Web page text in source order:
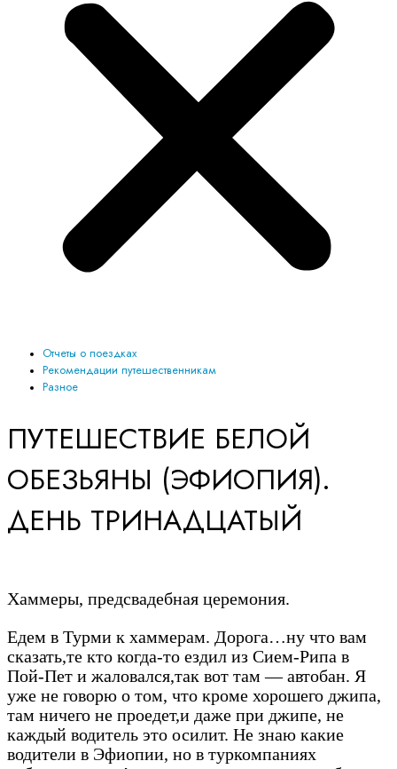
Отчеты о поездках
Рекомендации путешественникам
Разное
ПУТЕШЕСТВИЕ БЕЛОЙ
ОБЕЗЬЯНЫ (ЭФИОПИЯ).
ДЕНЬ ТРИНАДЦАТЫЙ
Хаммеры, предсвадебная церемония.
Едем в Турми к хаммерам. Дорога…ну что вам
сказать,те кто когда-то ездил из Сием-Рипа в
Пой-Пет и жаловался,так вот там — автобан. Я
уже не говорю о том, что кроме хорошего джипа,
там ничего не проедет,и даже при джипе, не
каждый водитель это осилит. Не знаю какие
водители в Эфиопии, но в туркомпаниях